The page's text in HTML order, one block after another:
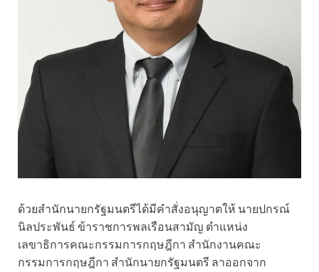
ด้วยสำนักนายกรัฐมนตรีได้มีคำสั่งอนุญาตให้ นายปกรณ์
นิลประพันธ์ ข้าราชการพลเรือนสามัญ ตำแหน่ง
เลขาธิการคณะกรรมการกฤษฎีกา สำนักงานคณะ
กรรมการกฤษฎีกา สำนักนายกรัฐมนตรี ลาออกจาก